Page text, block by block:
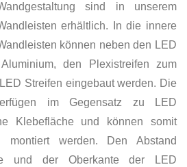
sind in unserem
erhältlich. In die innere
können neben den LED
den Plexistreifen zum
Streifen eingebaut werden. Die
im Gegensatz zu LED
Klebefläche und können somit
werden. Den Abstand
und der Oberkante der LED